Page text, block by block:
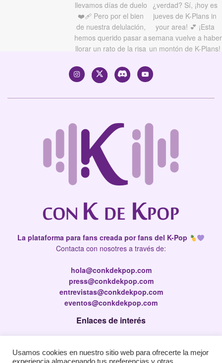
La plataforma para fans creada por fans del K-Pop
Contacta con nosotres a través de:
hola@conkdekpop.com
press@conkdekpop.com
entrevistas@conkdekpop.com
eventos@conkdekpop.com
Enlaces de interés
Política de privacidad
Usamos cookies en nuestro sitio web para ofrecerte la mejor